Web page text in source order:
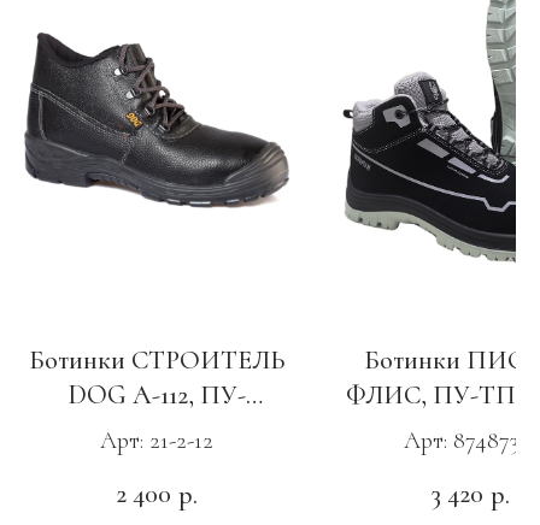
Ботинки СТРОИТЕЛЬ
DOG А-112, ПУ-
Нитрил с КП
Арт: 21-2-12
2 400 р.
Ботинки
ФЛИС, ПУ-ТПУ
Арт: 87487351
3 420 р.